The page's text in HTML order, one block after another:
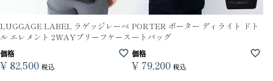
LUGGAGE LABEL ラゲッジレーベ
ル エレメント 2WAYブリーフケース
価格
¥ 82,500 税込
PORTER ポーター ディライト ドト
ートバッグ
価格
¥ 79,200 税込